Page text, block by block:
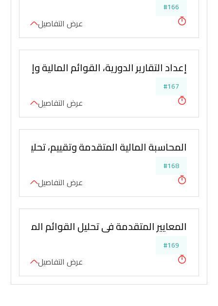
#166
عرض التفاصيل
إعداد التقارير الدورية، القوائم المالية
#167
عرض التفاصيل
المحاسبة المالية المتقدمة وتقييم، تحليل
#168
عرض التفاصيل
المعايير المتقدمة في تحليل القوائم المالية
#169
عرض التفاصيل